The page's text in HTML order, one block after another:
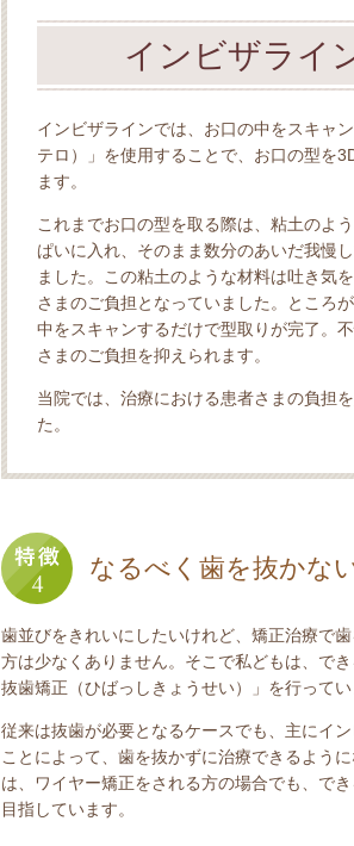
インビザライ
インビザラインでは、お口の中をスキャ
テロ）」を使用することで、お口の型を
ます。
これまでお口の型を取る際は、粘土のよ
ぱいに入れ、そのまま数分のあいだ我慢
ました。この粘土のような材料は吐き気
さまのご負担となっていました。ところ
中をスキャンするだけで型取りが完了。
さまのご負担を抑えられます。
当院では、治療における患者さまの負担
た。
なるべく歯を抜かな
歯並びをきれいにしたいけれど、矯正治療で
方は少なくありません。そこで私どもは、で
抜歯矯正（ひばっしきょうせい）」を行ってい
従来は抜歯が必要となるケースでも、主にイ
ことによって、歯を抜かずに治療できるよう
は、ワイヤー矯正をされる方の場合でも、で
目指しています。